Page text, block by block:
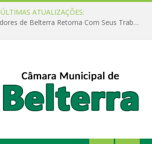
ÚLTIMAS ATUALIZAÇÕES:
Câmara de Vereadores de Belterra Retorna Com Seus Trabalhos Legislativos